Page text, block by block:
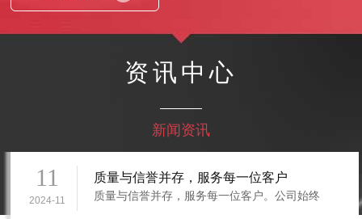
资讯中心
新闻资讯
11
2024-11
质量与信誉并存，服务每一位客户
质量与信誉并存，服务每一位客户。公司始终